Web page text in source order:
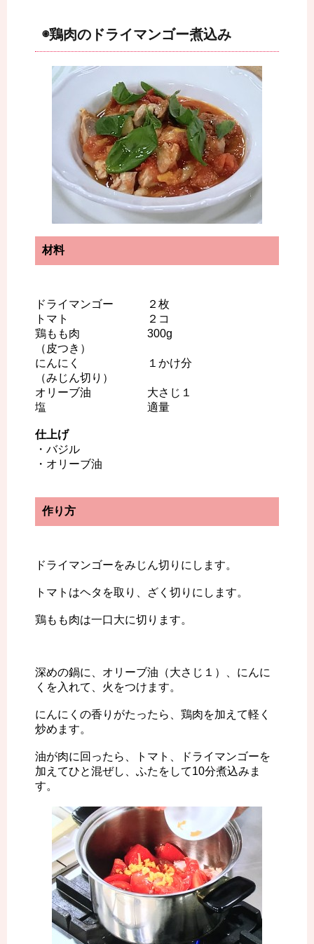
◉鶏肉のドライマンゴー煮込み
材料
ドライマンゴー ２枚
トマト ２コ
鶏もも肉 300g
（皮つき）
にんにく １かけ分
（みじん切り）
オリーブ油 大さじ１
塩 適量
仕上げ
・バジル
・オリーブ油
作り方
ドライマンゴーをみじん切りにします。
トマトはヘタを取り、ざく切りにします。
鶏もも肉は一口大に切ります。
深めの鍋に、オリーブ油（大さじ１）、にんに
くを入れて、火をつけます。
にんにくの香りがたったら、鶏肉を加えて軽く
炒めます。
油が肉に回ったら、トマト、ドライマンゴーを
加えてひと混ぜし、ふたをして10分煮込みま
す。